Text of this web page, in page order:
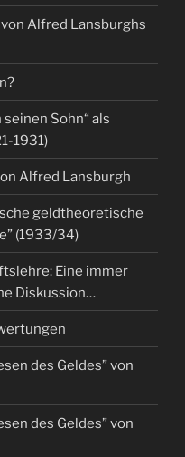
Alfred Lansburghs
Sohn“ als
1931)
Alfred Lansburgh
geldtheoretische
(1933/34)
Eine immer
Diskussion…
des Geldes” von
des Geldes” von